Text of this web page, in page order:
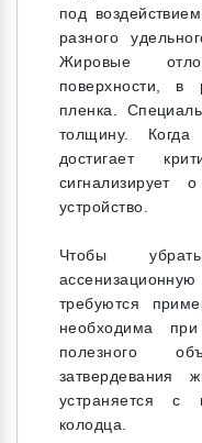
под
разного
Жировые
поверхности, в
пленка.
толщину.
достигает
сигнализирует
устройство.
Чтобы
требуются
необходима
полезного
затвердевания
устраняется с
колодца.